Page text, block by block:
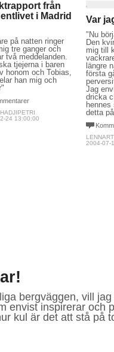
från
i Madrid
på natten ringer
tre ganger och
två meddelanden.
tjejerna i baren
honom och Tobias,
han mig och
24 13:00:00
Var
"Nu
Den
mig till
längre
första
Jag
dricka
detta
2004-07-
bergväggen, vill
envist inspirerar och
kul är det att stå på